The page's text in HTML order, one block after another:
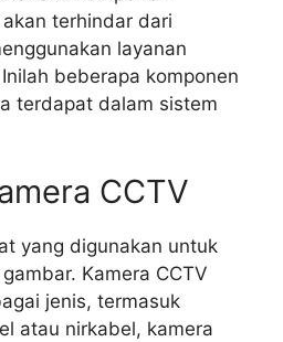
terhindar dari
layanan
beberapa komponen
terdapat dalam sistem
CCTV
yang digunakan untuk
Kamera CCTV
jenis, termasuk
atau nirkabel, kamera